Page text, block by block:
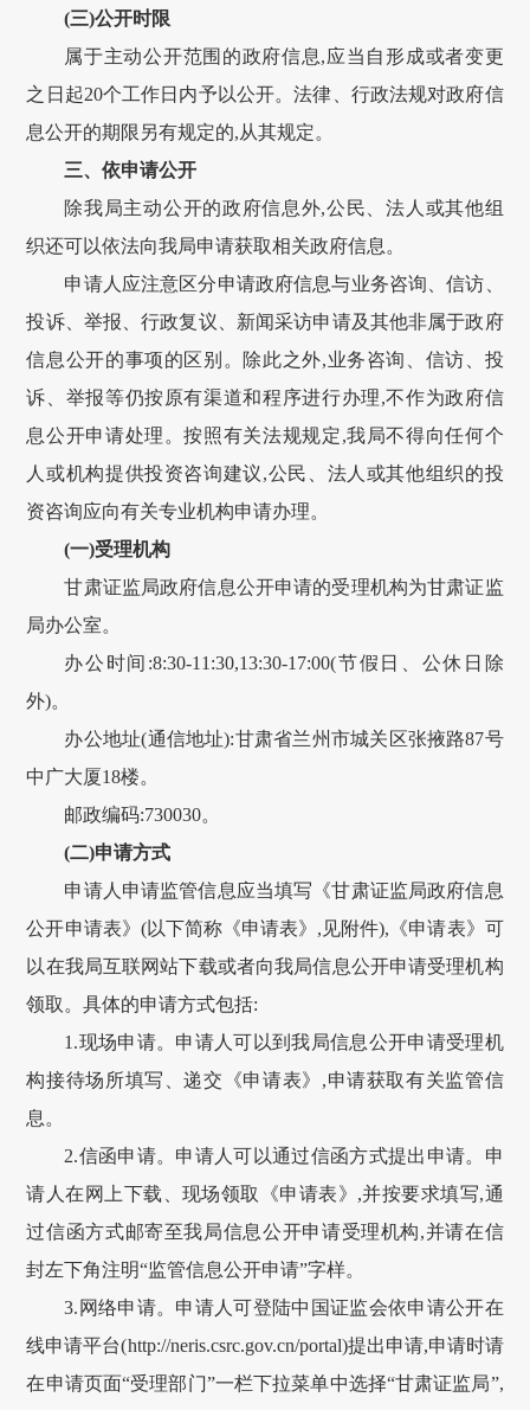
(三)公开时限
属于主动公开范围的政府信息,应当自形成或者变更
之日起20个工作日内予以公开。法律、行政法规对政府信
息公开的期限另有规定的,从其规定。
三、依申请公开
除我局主动公开的政府信息外,公民、法人或其他组
织还可以依法向我局申请获取相关政府信息。
申请人应注意区分申请政府信息与业务咨询、信访、
投诉、举报、行政复议、新闻采访申请及其他非属于政府
信息公开的事项的区别。除此之外,业务咨询、信访、投
诉、举报等仍按原有渠道和程序进行办理,不作为政府信
息公开申请处理。按照有关法规规定,我局不得向任何个
人或机构提供投资咨询建议,公民、法人或其他组织的投
资咨询应向有关专业机构申请办理。
(一)受理机构
甘肃证监局政府信息公开申请的受理机构为甘肃证监
局办公室。
办公时间:8:30-11:30,13:30-17:00(节假日、公休日除
外)。
办公地址(通信地址):甘肃省兰州市城关 区张掖路87号
中广大厦18楼。
邮政编码:730030。
(二)申请方式
申请人申请监管信息应当填写《甘肃证监局政府信息
公开申请表》(以下简称《申请表》,见附件),《申请表》可
以在我局互联网站下载或者向我局信息公开申请受理机构
领取。具体的申请方式包括:
1.现场申请。申请人可以到我局信息公开申请受理机
构接待场所填写、递交《申请表》,申请获取有关监管信
息。
2.信函申请。申请人可以通过信函方式提出申请。申
请人在网上下载、现场领取《申请表》,并按要求填写,通
过信函方式邮寄至我局信息公开申请受理机构,并请在信
封左下角注明“监管信息公开申请”字样。
3.网络申请。申请人可登陆中国证监会依申请公开在
线申请平台(http://neris.csrc.gov.cn/portal)提出申请,申请时请
在申请页面“受理部门”一栏下拉菜单中选择“甘肃证监局”,